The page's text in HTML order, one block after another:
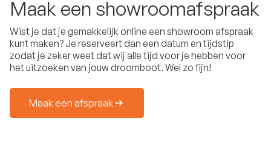
Maak een showroomafspraak
Wist je dat je gemakkelijk online een showroom afspraak
kunt maken? Je reserveert dan een datum en tijdstip
zodat je zeker weet dat wij alle tijd voor je hebben voor
het uitzoeken van jouw droomboot. Wel zo fijn!
Maak een afspraak